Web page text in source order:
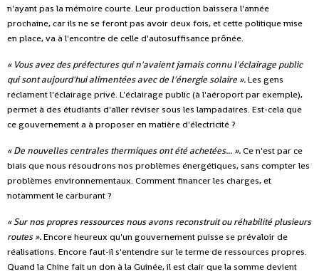
n'ayant pas la mémoire courte. Leur production baissera l'année
prochaine, car ils ne se feront pas avoir deux fois, et cette politique mise
en place, va à l'encontre de celle d'autosuffisance prônée.
« Vous avez des préfectures qui n'avaient jamais connu l'éclairage public
qui sont aujourd'hui alimentées avec de l'énergie solaire ».Les gens
réclament l'éclairage privé. L'éclairage public (à l'aéroport par exemple),
permet à des étudiants d'aller réviser sous les lampadaires. Est-cela que
ce gouvernement a à proposer en matière d'électricité ?
« De nouvelles centrales thermiques ont été achetées... ».Ce n'est par ce
biais que nous résoudrons nos problèmes énergétiques, sans compter les
problèmes environnementaux. Comment financer les charges, et
notamment le carburant ?
« Sur nos propres ressources nous avons reconstruit ou réhabilité plusieurs
routes ».Encore heureux qu'un gouvernement puisse se prévaloir de
réalisations. Encore faut-il s'entendre sur le terme de ressources propres.
Quand la Chine fait un don à la Guinée, il est clair que la somme devient